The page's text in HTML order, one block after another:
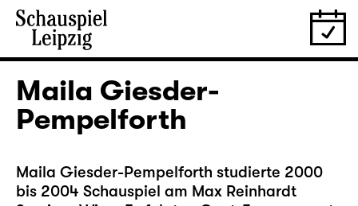
Maila Giesder-
Pempelforth
Maila Giesder-Pempelforth studierte 2000
bis 2004 Schauspiel am Max Reinhardt